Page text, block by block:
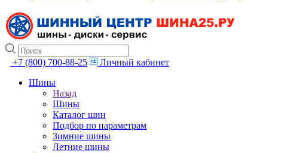
+7 (800) 700-88-25
Личный кабинет
Шины
Назад
Шины
Каталог шин
Подбор по параметрам
Зимние шины
Летние шины